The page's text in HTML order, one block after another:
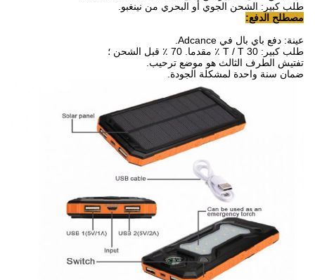
طلب كبير: الشحن الجوي أو البحري من نينغبو.
مصطلح الدفع:
عينة: دفع باي بال في Adcance.
طلب كبير: T / T 30 ٪ مقدما.
70 ٪ قبل الشحن ؛
تفتيش الطرف الثالث هو موضع ترحيب.
ضمان سنة واحدة لمشكلة الجودة.